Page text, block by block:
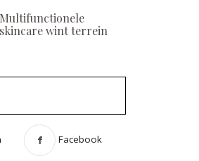
Multifunctionele
skincare wint terrein
Facebook